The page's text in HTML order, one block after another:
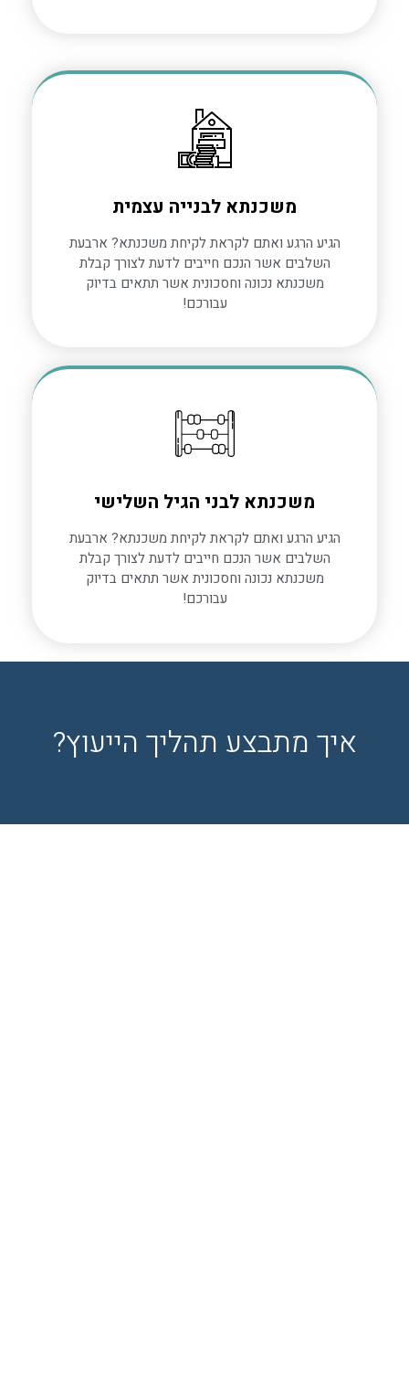
משכנתא לבנייה עצמית
הגיע הרגע ואתם לקראת לקיחת משכנתא? ארבעת
השלבים אשר הנכם חייבים לדעת לצורך קבלת
משכנתא נכונה וחסכונית אשר תתאים בדיוק
עבורכם!
משכנתא לבני הגיל השלישי
הגיע הרגע ואתם לקראת לקיחת משכנתא? ארבעת
השלבים אשר הנכם חייבים לדעת לצורך קבלת
משכנתא נכונה וחסכונית אשר תתאים בדיוק
עבורכם!
איך מתבצע תהליך הייעוץ?